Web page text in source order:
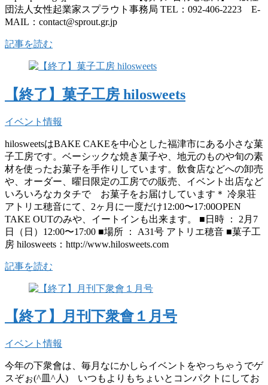
団法人女性起業家スプラウト事務局 TEL：092-406-2223 E-
MAIL：contact@sprout.gr.jp
記事を読む
【終了】菓子工房 hilosweets
イベント情報
hilosweetsはBAKE CAKEを中心とした福津市にある小さな菓
子工房です。ベーシックな焼き菓子や、地元のものや旬の素
材を使ったお菓子を手作りしています。飲食店などへの卸売
や、オーダー、曜日限定の工房での販売、イベント出店など
いろいろなカタチで お菓子をお届けしています＊ 冷泉荘
アトリエ穂音にて、2ヶ月に一度だけ12:00〜17:00OPEN
TAKE OUTのみや、イートインも出来ます。 ■日時 ： 2月7
日（日）12:00〜17:00 ■場所 ： A31号 アトリエ穂音 ■菓子工
房 hilosweets：http://www.hilosweets.com
記事を読む
【終了】月刊下衆會１月号
イベント情報
今年の下衆會は、毎月なにかしらイベントをやっちゃうでゲ
スぞぉ(^皿^人) いつもよりもちょいとコンパクトにしてお